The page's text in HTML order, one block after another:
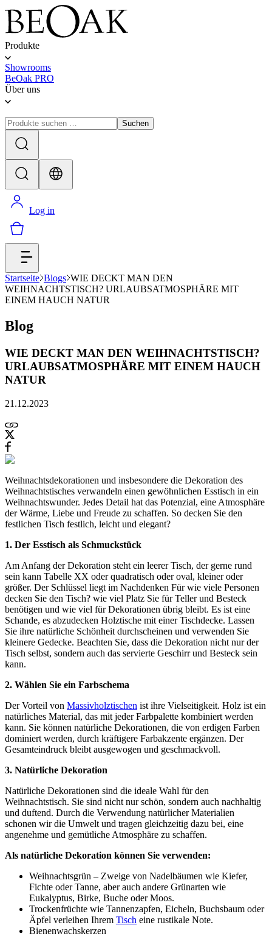
Produkte
Showrooms
BeOak PRO
Über uns
Suchen
Log in
Startseite Blogs WIE DECKT MAN DEN
WEIHNACHTSTISCH? URLAUBSATMOSPHÄRE MIT
EINEM HAUCH NATUR
Blog
WIE DECKT MAN DEN WEIHNACHTSTISCH?
URLAUBSATMOSPHÄRE MIT EINEM HAUCH
NATUR
21.12.2023
Weihnachtsdekorationen und insbesondere die Dekoration des
Weihnachtstisches verwandeln einen gewöhnlichen Esstisch in ein
Weihnachtswunder. Jedes Detail hat das Potenzial, eine Atmosphäre
der Wärme, Liebe und Freude zu schaffen. So decken Sie den
festlichen Tisch festlich, leicht und elegant?
1. Der Esstisch als Schmuckstück
Am Anfang der Dekoration steht ein leerer Tisch, der gerne rund
sein kann Tabelle XX oder quadratisch oder oval, kleiner oder
größer. Der Schlüssel liegt im Nachdenken Für wie viele Personen
decken Sie den Tisch? wie viel Platz Sie für Teller und Besteck
benötigen und wie viel für Dekorationen übrig bleibt. Es ist eine
Schande, es abzudecken Holztische mit einer Tischdecke. Lassen
Sie ihre natürliche Schönheit durchscheinen und verwenden Sie
kleinere Gedecke. Beachten Sie, dass die Dekoration nicht nur der
Tisch selbst, sondern auch das servierte Geschirr und Besteck sein
kann.
2. Wählen Sie ein Farbschema
Der Vorteil von Massivholztischen ist ihre Vielseitigkeit. Holz ist ein
natürliches Material, das mit jeder Farbpalette kombiniert werden
kann. Sie können natürliche Dekorationen, die von erdigen Farben
dominiert werden, durch kräftigere Farbakzente ergänzen. Der
Gesamteindruck bleibt ausgewogen und geschmackvoll.
3. Natürliche Dekoration
Natürliche Dekorationen sind die ideale Wahl für den
Weihnachtstisch. Sie sind nicht nur schön, sondern auch nachhaltig
und duftend. Durch die Verwendung natürlicher Materialien
schonen wir die Umwelt und tragen gleichzeitig dazu bei, eine
angenehme und gemütliche Atmosphäre zu schaffen.
Als natürliche Dekoration können Sie verwenden:
Weihnachtsgrün – Zweige von Nadelbäumen wie Kiefer,
Fichte oder Tanne, aber auch andere Grünarten wie
Eukalyptus, Birke, Buche oder Moos.
Trockenfrüchte wie Tannenzapfen, Eicheln, Buchsbaum oder
Äpfel verleihen Ihrem Tisch eine rustikale Note.
Bienenwachskerzen